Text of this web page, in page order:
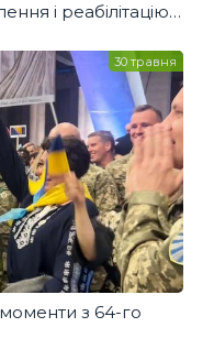
і реабілітацію
з 64-го
30 травня